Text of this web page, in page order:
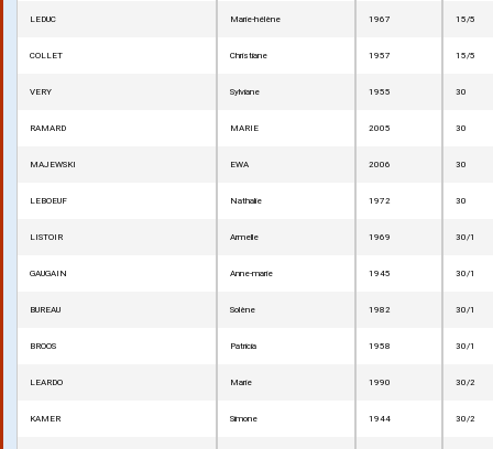
LEDUC Marie-hélène 1967 15/5
COLLET Christiane 1957 15/5
VERY Sylviane 1955 30
RAMARD MARIE 2005 30
MAJEWSKI EWA 2006 30
LEBOEUF Nathalie 1972 30
LISTOIR Armelle 1969 30/1
GAUGAIN Anne-marie 1945 30/1
BUREAU Solène 1982 30/1
BROOS Patricia 1958 30/1
LEARDO Marie 1990 30/2
KAMER Simone 1944 30/2